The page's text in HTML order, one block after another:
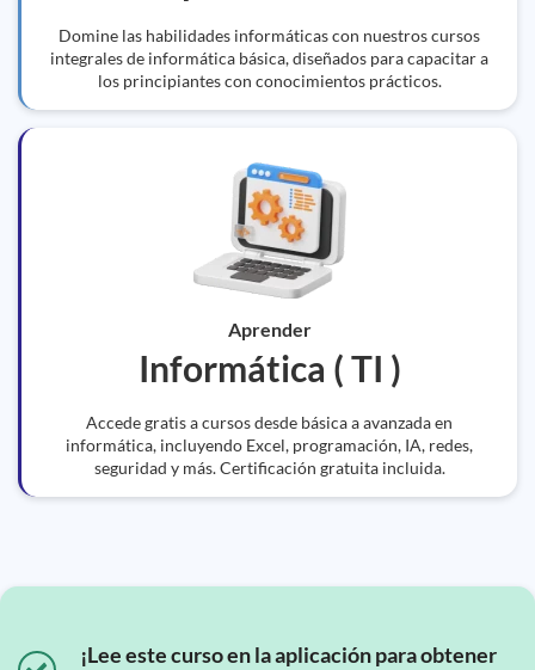
Domine las habilidades informáticas con nuestros cursos
integrales de informática básica, diseñados para capacitar a
los principiantes con conocimientos prácticos.
Aprender
Informática ( TI )
Accede gratis a cursos desde básica a avanzada en
informática, incluyendo Excel, programación, IA, redes,
seguridad y más. Certificación gratuita incluida.
¡Lee este curso en la aplicación para obtener